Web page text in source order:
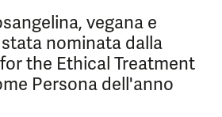
vegana e
stata nominata dalla
the Ethical Treatment
Persona dell'anno